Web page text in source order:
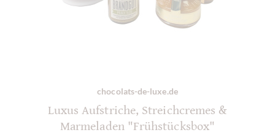
chocolats-de-luxe.de
Luxus Aufstriche, Streichcremes &
Marmeladen "Frühstücksbox"